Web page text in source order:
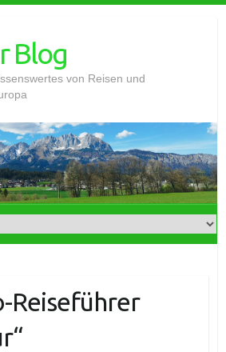
Blog
von Reisen und
Reiseführer